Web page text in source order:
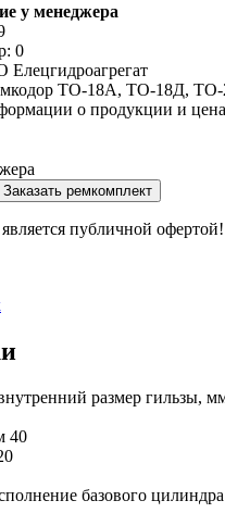
у менеджера
0
Елецгидроагрегат
ТО-18А, ТО-18Д, ТО-
о продукции и
Заказать ремкомплект
публичной
размер гильзы,
40
базового цилиндра